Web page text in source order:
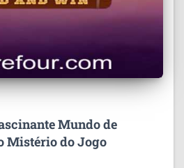
Mundo de
Mistério do Jogo